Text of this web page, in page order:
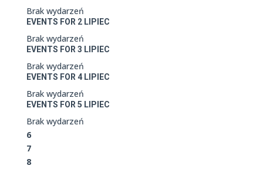
Brak wydarzeń
EVENTS FOR 2LIPIEC
Brak wydarzeń
EVENTS FOR 3 LIPIEC
Brak wydarzeń
EVENTS FOR 4LIPIEC
Brak wydarzeń
EVENTS FOR 5 LIPIEC
Brak wydarzeń
6
7
8